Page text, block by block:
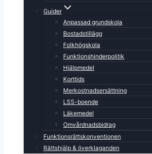
Guider
Anpassad grundskola
Bostadstillägg
Folkhögskola
Funktionshinderpolitik
Hjälpmedel
Korttids
Merkostnadsersättning
LSS-boende
Läkemedel
Omvårdnadsbidrag
Funktionsrättskonventionen
Rättshjälp & överklaganden